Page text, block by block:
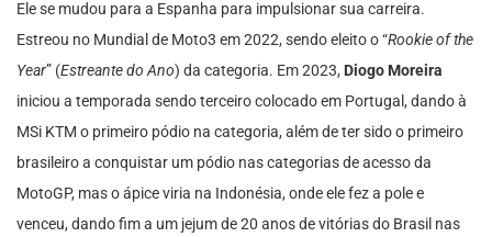
Ele se mudou para a Espanha para impulsionar sua carreira.
Estreou no Mundial de Moto3 em 2022, sendo eleito o “Rookie of the
Year” (Estreante do Ano) da categoria. Em 2023, Diogo Moreira
iniciou a temporada sendo terceiro colocado em Portugal, dando à
MSi KTM o primeiro pódio na categoria, além de ter sido o primeiro
brasileiro a conquistar um pódio nas categorias de acesso da
MotoGP, mas o ápice viria na Indonésia, onde ele fez a pole e
venceu, dando fim a um jejum de 20 anos de vitórias do Brasil nas